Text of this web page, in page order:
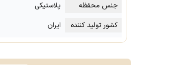
جنس محفظه
پلاستیکی
کشور تولید کننده
ایران